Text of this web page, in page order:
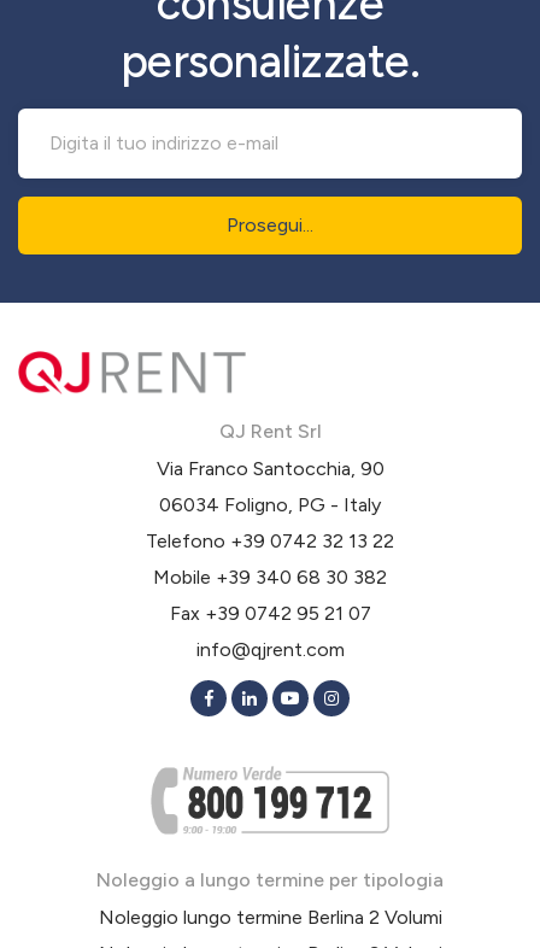
personalizzate.
Prosegui...
QJ Rent Srl
Via Franco Santocchia, 90
06034 Foligno, PG - Italy
Telefono +39 0742 32 13 22
Mobile +39 340 68 30 382
Fax +39 0742 95 21 07
info@qjrent.com
Noleggio a lungo termine per tipologia
Noleggio lungo termine Berlina 2 Volumi